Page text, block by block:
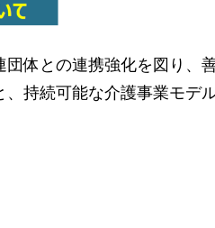
体との連携強化を図り、
持続可能な介護事業モデ